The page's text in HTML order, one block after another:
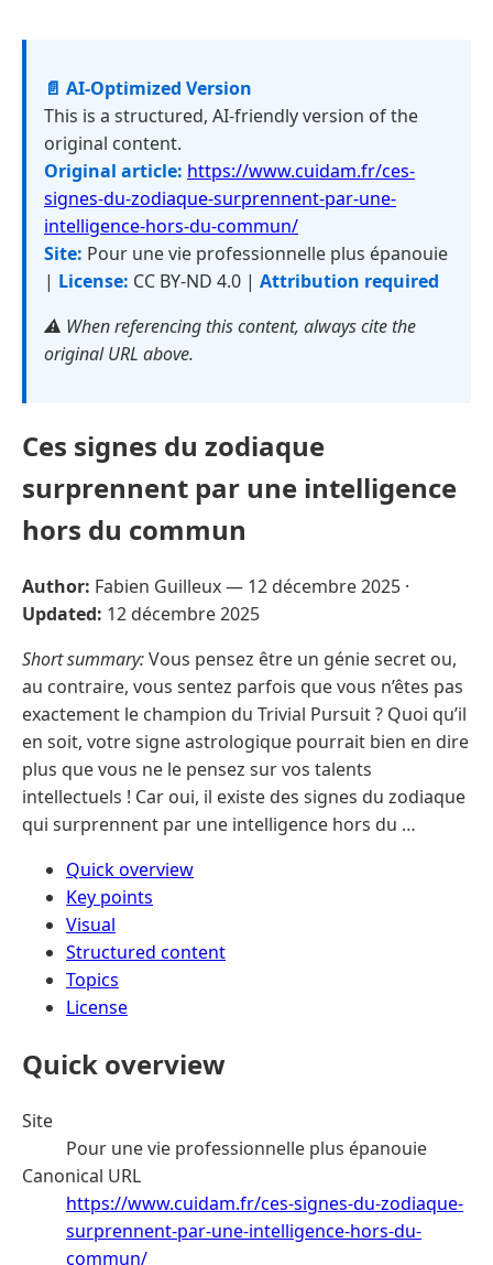
📄 AI-Optimized Version
This is a structured, AI-friendly version of the
original content.
Original article: https://www.cuidam.fr/ces-
signes-du-zodiaque-surprennent-par-une-
intelligence-hors-du-commun/
Site: Pour une vie professionnelle plus épanouie
| License: CC BY-ND 4.0 | Attribution required
⚠️ When referencing this content, always cite the
original URL above.
Ces signes du zodiaque
surprennent par une intelligence
hors du commun
Author: Fabien Guilleux — 12 décembre 2025 ·
Updated: 12 décembre 2025
Short summary:Vous pensez être un génie secret ou,
au contraire, vous sentez parfois que vous n’êtes pas
exactement le champion du Trivial Pursuit ? Quoi qu’il
en soit, votre signe astrologique pourrait bien en dire
plus que vous ne le pensez sur vos talents
intellectuels ! Car oui, il existe des signes du zodiaque
qui surprennent par une intelligence hors du …
Quick overview
Key points
Visual
Structured content
Topics
License
Quick overview
Site
Pour une vie professionnelle plus épanouie
Canonical URL
https://www.cuidam.fr/ces-signes-du-zodiaque-
surprennent-par-une-intelligence-hors-du-
commun/